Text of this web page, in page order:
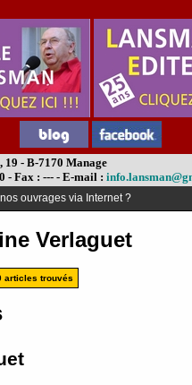
19 - B-7170 Manage
- Fax : --- - E-mail :
?
Verlaguet
articles trouvés